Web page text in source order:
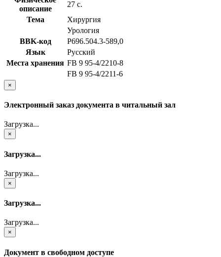
описание
27 с.
Тема
Хирургия
Урология
BBK-код
Р696.504.3-589,0
Язык
Русский
Места хранения FB 9 95-4/2210-8
FB 9 95-4/2211-6
×
Электронный заказ документа в читальный зал
Загрузка...
×
Загрузка...
Загрузка...
×
Загрузка...
Загрузка...
×
Документ в свободном доступе